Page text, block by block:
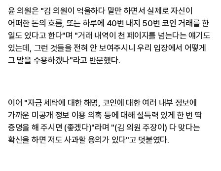
윤 의원은 "김 의원이 억울하다 말만 하면서 실제로 자신이
어떠한 돈의 흐름, 또는 하루에 40번 내지 50번 코인 거래를 한
일도 있다고 한다"며 "거래 내역이 천 페이지를 넘는다는 얘기도
있는데, 그런 것들을 전혀 안 보여주시니 우리 입장에서 어떻게
그 말을 수용하겠나"라고 반문했다.
이어 "자금 세탁에 대한 해명, 코인에 대한 여러 내부 정보에
가까운 미공개 정보 이용 의혹 등에 대해 설득력 있게 한 번 딱
증명을 해 주시면 (좋겠다)"라며 "(김 의원 주장이) 다 맞다는
확신을 하면 저도 사과할 용의가 있다"고 덧붙였다.